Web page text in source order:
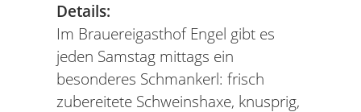
Details:
Im Brauereigasthof Engel gibt es
jeden Samstag mittags ein
besonderes Schmankerl: frisch
zubereitete Schweinshaxe, knusprig,